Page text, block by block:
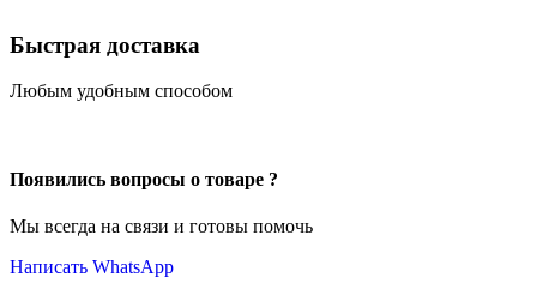
Быстрая доставка
Любым удобным способом
Появились вопросы о товаре ?
Мы всегда на связи и готовы помочь
Написать WhatsApp